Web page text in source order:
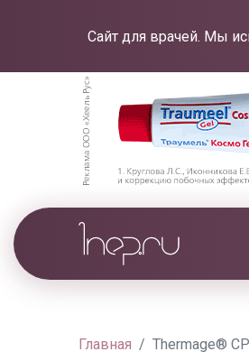
Сайт для врачей. Мы
Главная Thermage®